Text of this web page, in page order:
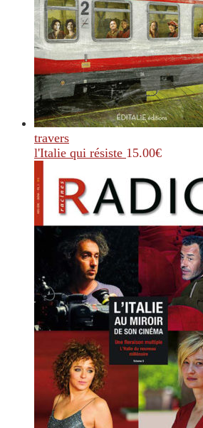
travers
l'Italie qui résiste 15.00€